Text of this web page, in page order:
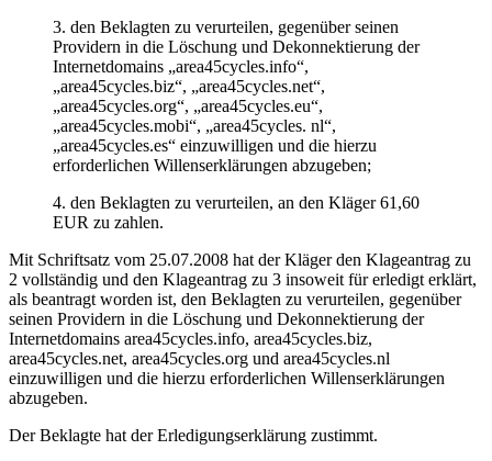
3. den Beklagten zu verurteilen, gegenüber seinen
Providern in die Löschung und Dekonnektierung der
Internetdomains „area45cycles.info“,
„area45cycles.biz“, „area45cycles.net“,
„area45cycles.org“, „area45cycles.eu“,
„area45cycles.mobi“, „area45cycles. nl“,
„area45cycles.es“ einzuwilligen und die hierzu
erforderlichen Willenserklärungen abzugeben;
4. den Beklagten zu verurteilen, an den Kläger 61,60
EUR zu zahlen.
Mit Schriftsatz vom 25.07.2008 hat der Kläger den Klageantrag zu
2 vollständig und den Klageantrag zu 3 insoweit für erledigt erklärt,
als beantragt worden ist, den Beklagten zu verurteilen, gegenüber
seinen Providern in die Löschung und Dekonnektierung der
Internetdomains area45cycles.info, area45cycles.biz,
area45cycles.net, area45cycles.org und area45cycles.nl
einzuwilligen und die hierzu erforderlichen Willenserklärungen
abzugeben.
Der Beklagte hat der Erledigungserklärung zustimmt.